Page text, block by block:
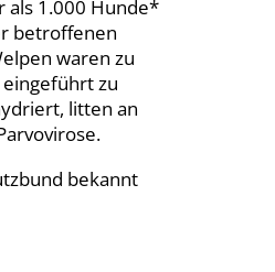
1.000 Hunde*
betroffenen
waren zu
zu
litten an
bekannt